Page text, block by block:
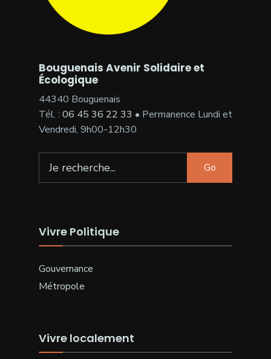
Bouguenais Avenir Solidaire et
Écologique
44340 Bouguenais
Tél. : 06 45 36 22 33 • Permanence Lundi et
Vendredi, 9h00-12h30
for:
Go
Vivre Politique
Gouvernance
Métropole
Vivre localement